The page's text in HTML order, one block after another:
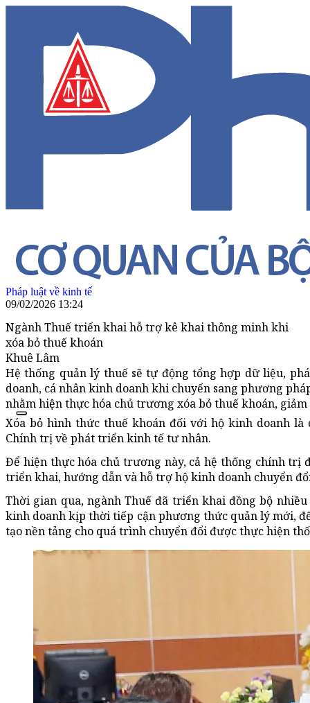
Pháp luật về kinh tế
09/02/2026 13:24
Ngành Thuế triển khai hỗ trợ kê khai thông minh khi
xóa bỏ thuế khoán
Khuê Lâm
Hệ thống quản lý thuế sẽ tự động tổng hợp dữ liệu,
doanh, cá nhân kinh doanh khi chuyển sang phương
nhằm hiện thực hóa chủ trương xóa bỏ thuế khoán,
Xóa bỏ hình thức thuế khoán đối với hộ kinh doanh
Chính trị về phát triển kinh tế tư nhân.
Để hiện thực hóa chủ trương này, cả hệ thống chính trị
triển khai, hướng dẫn và hỗ trợ hộ kinh doanh chuyển
Thời gian qua, ngành Thuế đã triển khai đồng bộ
kinh doanh kịp thời tiếp cận phương thức quản lý mới,
tạo nền tảng cho quá trình chuyển đổi được thực hiện